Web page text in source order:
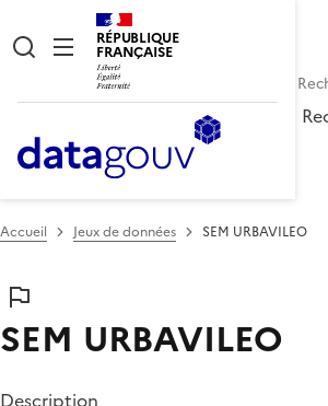
RÉPUBLIQUE
FRANÇAISE
Accueil Jeux de données SEM URBAVILEO
SEM URBAVILEO
Description